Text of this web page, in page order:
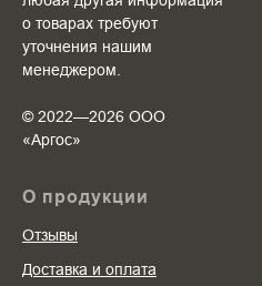
о товарах требуют
уточнения нашим
менеджером.
© 2022—2026 ООО
«Аргоc»
О продукции
Отзывы
Доставка и оплата